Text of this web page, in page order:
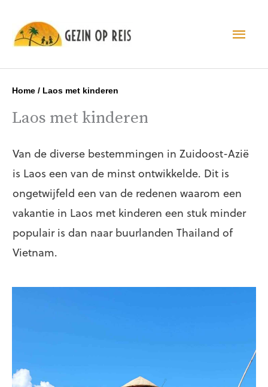
Home / Laos met kinderen
Laos met kinderen
Van de diverse bestemmingen in Zuidoost-Azië
is Laos een van de minst ontwikkelde. Dit is
ongetwijfeld een van de redenen waarom een
vakantie in Laos met kinderen een stuk minder
populair is dan naar buurlanden Thailand of
Vietnam.